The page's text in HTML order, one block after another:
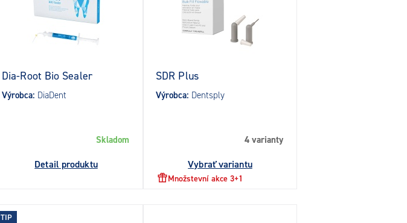
Dia-Root Bio Sealer
Výrobca: DiaDent
Skladom
Detail produktu
SDR Plus
Výrobca: Dentsply
4 varianty
Vybrať variantu
Množstevní akce 3+1
TIP